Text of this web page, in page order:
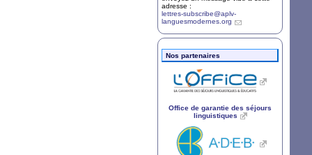
adresse :
lettres-subscribe@aplv-
languesmodernes.org
Nos partenaires
Office de garantie des séjours
linguistiques